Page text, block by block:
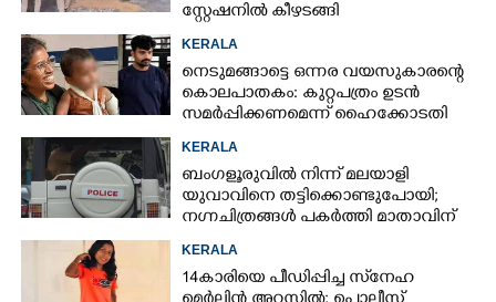
സ്റ്റേഷനിൽ കീഴടങ്ങി
KERALA
നെടുമങ്ങാട്ടെ ഒന്നര വയസുകാരന്റെ
കൊലപാതകം: കുറ്റപത്രം ഉടൻ
സമർപ്പിക്കണമെന്ന് ഹൈക്കോടതി
KERALA
ബംഗളൂരുവിൽ നിന്ന് മലയാളി
യുവാവിനെ തട്ടിക്കൊണ്ടുപോയി;
നഗ്നചിത്രങ്ങൾ പകർത്തി മാതാവിന്
KERALA
14കാരിയെ പീഡിപ്പിച്ച സ്‌നേഹ